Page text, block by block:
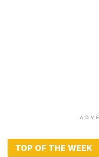
TOP OF THE WEEK